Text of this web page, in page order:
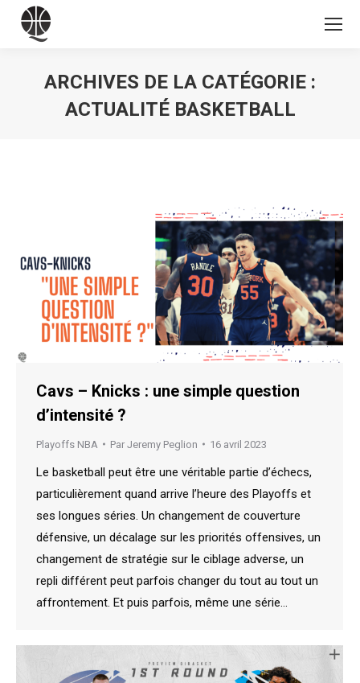
ARCHIVES DE LA CATÉGORIE :
ACTUALITÉ BASKETBALL
Cavs – Knicks : une simple question
d’intensité ?
Playoffs NBA Par Jeremy Peglion 16 avril 2023
Le basketball peut être une véritable partie d’échecs,
particulièrement quand arrive l’heure des Playoffs et
ses longues séries. Un changement de couverture
défensive, un décalage sur les priorités offensives, un
changement de stratégie sur le ciblage adverse, un
repli différent peut parfois changer du tout au tout un
affrontement. Et puis parfois, même une série…